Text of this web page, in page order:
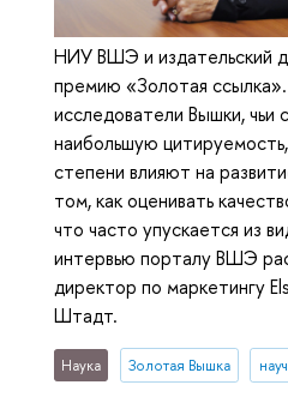
НИУ ВШЭ и издательский
премию «Золотая
исследователи Вышки, чьи
наибольшую
степени влияют на
том, как оценивать
что часто упускается из
интервью порталу ВШЭ
директор по маркетингу
Штадт.
Наука Золотая Вышка